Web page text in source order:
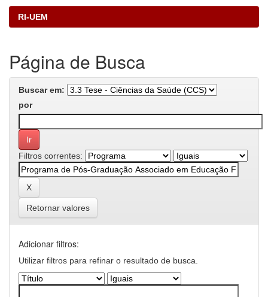
RI-UEM
Página de Busca
Buscar em:
por
Filtros correntes:
Retornar valores
Adicionar filtros:
Utilizar filtros para refinar o resultado de busca.